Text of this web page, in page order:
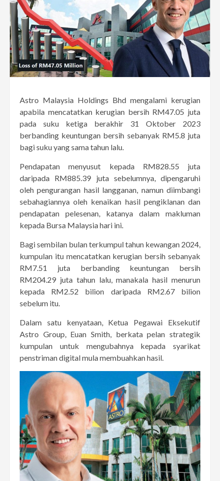
Astro Malaysia Holdings Bhd mengalami kerugian
apabila mencatatkan kerugian bersih RM47.05 juta
pada suku ketiga berakhir 31 Oktober 2023
berbanding keuntungan bersih sebanyak RM5.8 juta
bagi suku yang sama tahun lalu.
Pendapatan menyusut kepada RM828.55 juta
daripada RM885.39 juta sebelumnya, dipengaruhi
oleh pengurangan hasil langganan, namun diimbangi
sebahagiannya oleh kenaikan hasil pengiklanan dan
pendapatan pelesenan, katanya dalam makluman
kepada Bursa Malaysia hari ini.
Bagi sembilan bulan terkumpul tahun kewangan 2024,
kumpulan itu mencatatkan kerugian bersih sebanyak
RM7.51 juta berbanding keuntungan bersih
RM204.29 juta tahun lalu, manakala hasil menurun
kepada RM2.52 bilion daripada RM2.67 bilion
sebelum itu.
Dalam satu kenyataan, Ketua Pegawai Eksekutif
Astro Group, Euan Smith, berkata pelan strategik
kumpulan untuk mengubahnya kepada syarikat
penstriman digital mula membuahkan hasil.